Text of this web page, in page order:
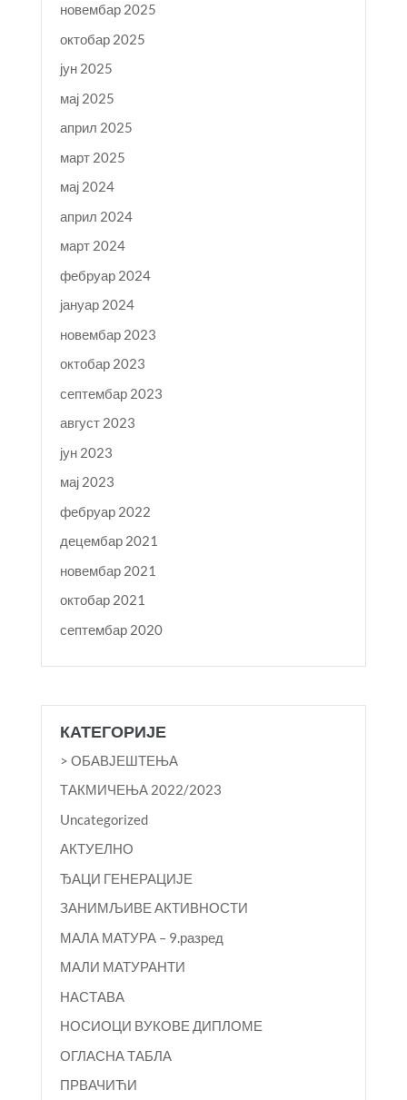
новембар 2025
октобар 2025
јун 2025
мај 2025
април 2025
март 2025
мај 2024
април 2024
март 2024
фебруар 2024
јануар 2024
новембар 2023
октобар 2023
септембар 2023
август 2023
јун 2023
мај 2023
фебруар 2022
децембар 2021
новембар 2021
октобар 2021
септембар 2020
КАТЕГОРИЈЕ
> ОБАВЈЕШТЕЊА
TАКМИЧЕЊА 2022/2023
Uncategorized
АКТУЕЛНО
ЂАЦИ ГЕНЕРАЦИЈЕ
ЗАНИМЉИВЕ АКТИВНОСТИ
МАЛА МАТУРА – 9.разред
МАЛИ МАТУРАНТИ
НАСТАВА
НОСИОЦИ ВУКОВЕ ДИПЛОМЕ
ОГЛАСНА ТАБЛА
ПРВАЧИЋИ